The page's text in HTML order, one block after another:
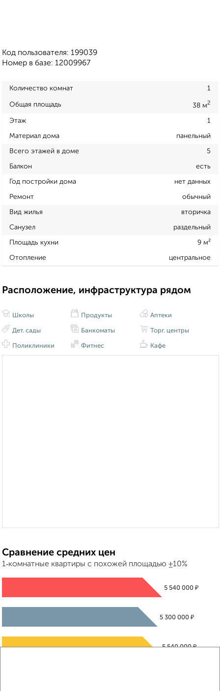
Код пользователя: 199039
Номер в базе: 12009967
Количество комнат 1
Общая площадь 38 м2
Этаж 1
Материал дома панельный
Всего этажей в доме 5
Балкон есть
Год постройки дома нет данных
Ремонт обычный
Вид жилья вторичка
Санузел раздельный
Площадь кухни 9 м²
Отопление центральное
Расположение, инфраструктура рядом
Школы
Дет. сады
Поликлиники
Продукты
Банкоматы
Фитнес
Аптеки
Торг. центры
Кафе
Сравнение средних цен
1‑комнатные квартиры с похожей площадью ±10%
5 540 000 ₽
5 300 000₽
5 540 000₽